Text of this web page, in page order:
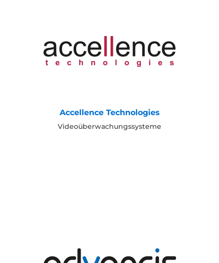
Accellence Technologies
Videoüberwachungssysteme